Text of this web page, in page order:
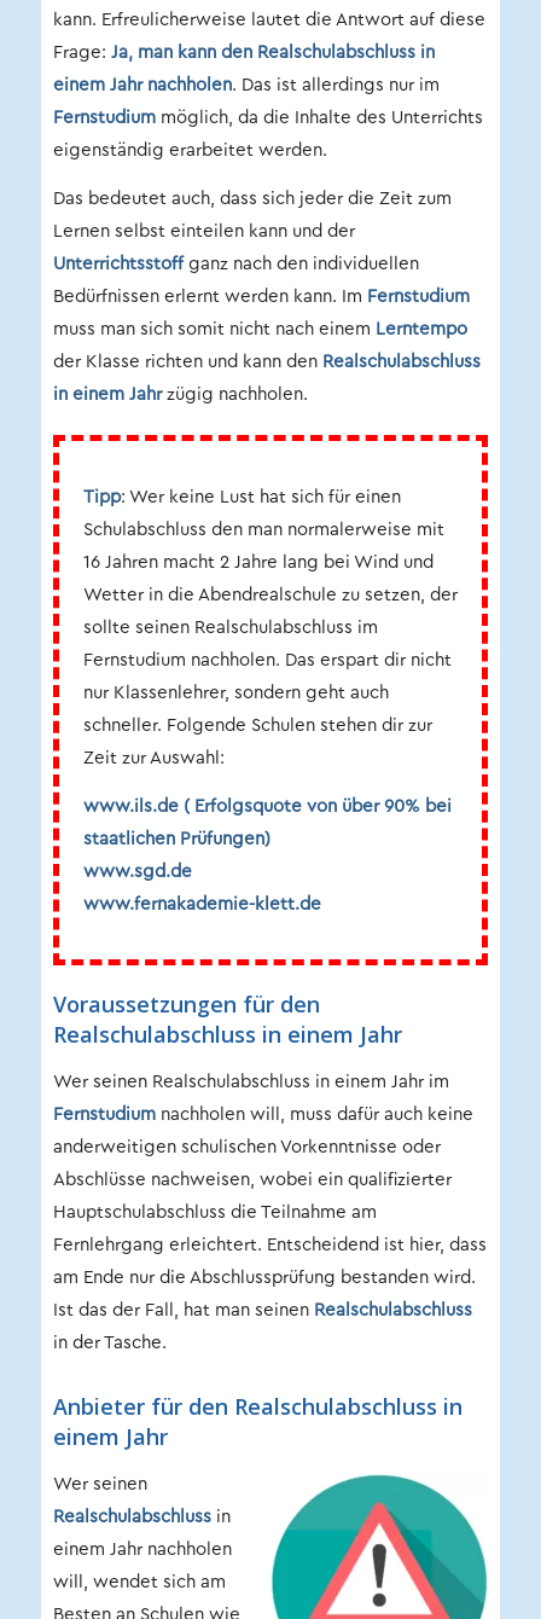
kann. Erfreulicherweise lautet die Antwort auf diese
Frage: Ja, man kann den Realschulabschluss in
einem Jahr nachholen. Das ist allerdings nur im
Fernstudium möglich, da die Inhalte des Unterrichts
eigenständig erarbeitet werden.
Das bedeutet auch, dass sich jeder die Zeit zum
Lernen selbst einteilen kann und der
Unterrichtsstoffganz nach den individuellen
Bedürfnissen erlernt werden kann. Im Fernstudium
muss man sich somit nicht nach einem Lerntempo
der Klasse richten und kann den Realschulabschluss
in einem Jahrzügig nachholen.
Tipp: Wer keine Lust hat sich für einen
Schulabschluss den man normalerweise mit
16 Jahren macht 2 Jahre lang bei Wind und
Wetter in die Abendrealschule zu setzen, der
sollte seinen Realschulabschluss im
Fernstudium nachholen. Das erspart dir nicht
nur Klassenlehrer, sondern geht auch
schneller. Folgende Schulen stehen dir zur
Zeit zur Auswahl:
www.ils.de( Erfolgsquote von über 90% bei
staatlichen Prüfungen)
www.sgd.de
www.fernakademie-klett.de
Voraussetzungen für den
Realschulabschluss in einem Jahr
Wer seinen Realschulabschluss in einem Jahr im
Fernstudium nachholen will, muss dafür auch keine
anderweitigen schulischen Vorkenntnisse oder
Abschlüsse nachweisen, wobei ein qualifizierter
Hauptschulabschluss die Teilnahme am
Fernlehrgang erleichtert. Entscheidend ist hier, dass
am Ende nur die Abschlussprüfung bestanden wird.
Ist das der Fall, hat man seinen Realschulabschluss
in der Tasche.
Anbieter für den Realschulabschluss in
einem Jahr
Wer seinen
Realschulabschlussin
einem Jahr nachholen
will, wendet sich am
Besten an Schulen wie